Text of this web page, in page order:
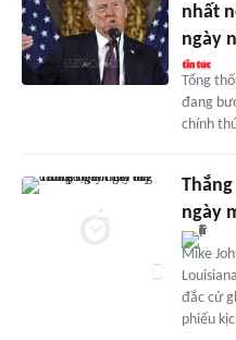
nhất
ngày
Tổng
đang
chính
ngày
Mike
đắc cử
phiếu